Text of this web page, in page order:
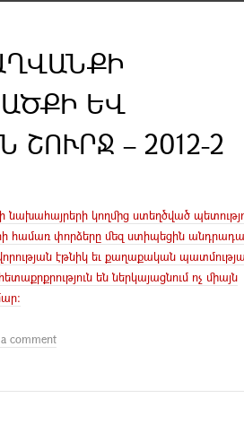
ԵՎ
– 2012-2
նախահայրերի կողմից ստեղծված
համառ փորձերը մեզ ստիպեցին
էթնիկ եւ քաղաքական
են ներկայացնում ոչ միայն
comment